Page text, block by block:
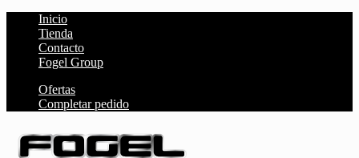
Inicio
Tienda
Contacto
Fogel Group
Ofertas
Completar pedido